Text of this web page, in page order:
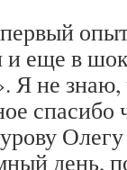
и еще в
Я не
спасибо
день,